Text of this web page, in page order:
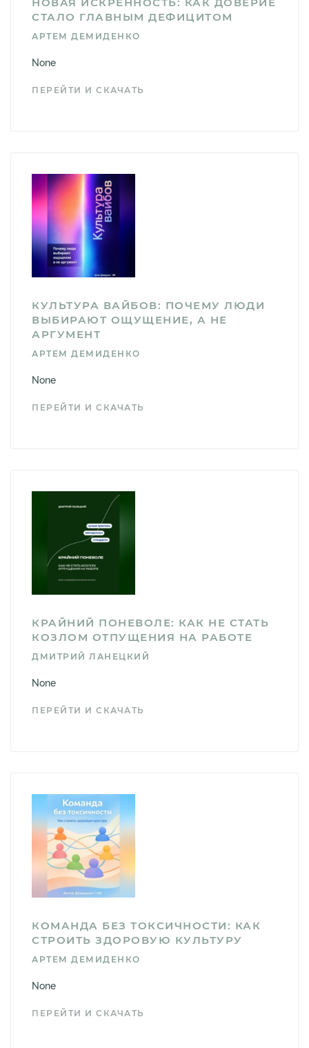
СТАЛО ГЛАВНЫМ ДЕФИЦИТОМ
АРТЕМ ДЕМИДЕНКО
None
ПЕРЕЙТИ И СКАЧАТЬ
КУЛЬТУРА ВАЙБОВ: ПОЧЕМУ ЛЮДИ
ВЫБИРАЮТ ОЩУЩЕНИЕ, А НЕ
АРГУМЕНТ
АРТЕМ ДЕМИДЕНКО
None
ПЕРЕЙТИ И СКАЧАТЬ
КРАЙНИЙ ПОНЕВОЛЕ: КАК НЕ СТАТЬ
КОЗЛОМ ОТПУЩЕНИЯ НА РАБОТЕ
ДМИТРИЙ ЛАНЕЦКИЙ
None
ПЕРЕЙТИ И СКАЧАТЬ
КОМАНДА БЕЗ ТОКСИЧНОСТИ: КАК
СТРОИТЬ ЗДОРОВУЮ КУЛЬТУРУ
АРТЕМ ДЕМИДЕНКО
None
ПЕРЕЙТИ И СКАЧАТЬ